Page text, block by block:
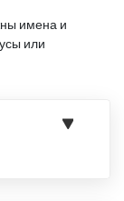
имена и
или